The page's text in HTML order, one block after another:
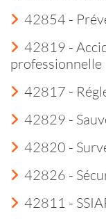
42854 -
42819 -
professionnelle
42817 -
42829 -
42820 -
42826 -
42811 -